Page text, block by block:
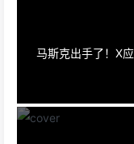
马斯克出手了！X